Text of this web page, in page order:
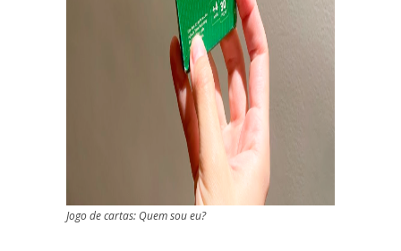
Jogo de cartas: Quem sou eu?